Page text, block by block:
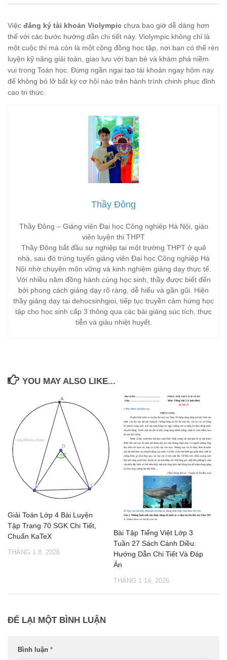
Việc đăng ký tài khoản Violympic chưa bao giờ dễ dàng hơn
thế với các bước hướng dẫn chi tiết này. Violympic không chỉ là
một cuộc thi mà còn là một cộng đồng học tập, nơi bạn có thể rèn
luyện kỹ năng giải toán, giao lưu với bạn bè và khám phá niềm
vui trong Toán học. Đừng ngần ngại tạo tài khoản ngay hôm nay
để không bỏ lỡ bất kỳ cơ hội nào trên hành trình chinh phục đỉnh
cao tri thức.
Thầy Đông
Thầy Đông – Giảng viên Đại học Công nghiệp Hà Nội, giáo
viên luyện thi THPT
Thầy Đông bắt đầu sự nghiệp tại một trường THPT ở quê
nhà, sau đó trúng tuyển giảng viên Đại học Công nghiệp Hà
Nội nhờ chuyên môn vững và kinh nghiệm giảng dạy thực tế.
Với nhiều năm đồng hành cùng học sinh, thầy được biết đến
bởi phong cách giảng dạy rõ ràng, dễ hiểu và gần gũi. Hiện
thầy giảng dạy tại dehocsinhgioi, tiếp tục truyền cảm hứng học
tập cho học sinh cấp 3 thông qua các bài giảng súc tích, thực
tiễn và giàu nhiệt huyết.
YOU MAY ALSO LIKE...
Giải Toán Lớp 4 Bài Luyện
Tập Trang 70 SGK Chi Tiết,
Chuẩn KaTeX
THÁNG 1 8, 2026
Bài Tập Tiếng Việt Lớp 3
Tuần 27 Sách Cánh Diều:
Hướng Dẫn Chi Tiết Và Đáp
Án
THÁNG 1 14, 2026
ĐỂ LẠI MỘT BÌNH LUẬN
Bình luận *